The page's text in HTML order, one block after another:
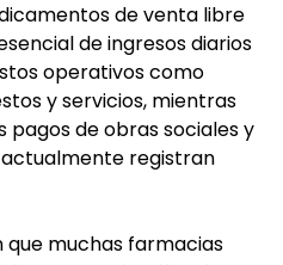
de venta libre
de ingresos diarios
operativos como
y servicios, mientras
pagos de obras sociales y
actualmente registran
que muchas farmacias